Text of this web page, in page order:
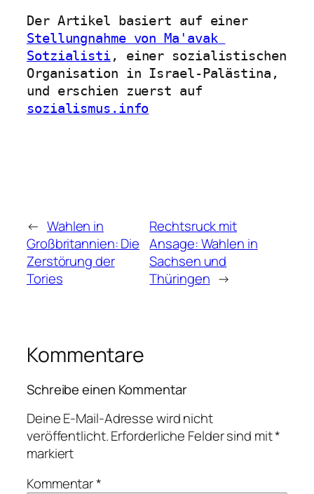
Stellungnahme von Ma'avak
Sotzialisti, einer sozialistischen
Organisation in Israel-Palästina,
sozialismus.info
← Wahlen in
Großbritannien: Die
Zerstörung der
Tories
Rechtsruck mit
Ansage: Wahlen in
Sachsen und
Thüringen →
Kommentare
Schreibe einen Kommentar
Deine E-Mail-Adresse wird nicht
veröffentlicht.Erforderliche Felder sind mit*
markiert
Kommentar*